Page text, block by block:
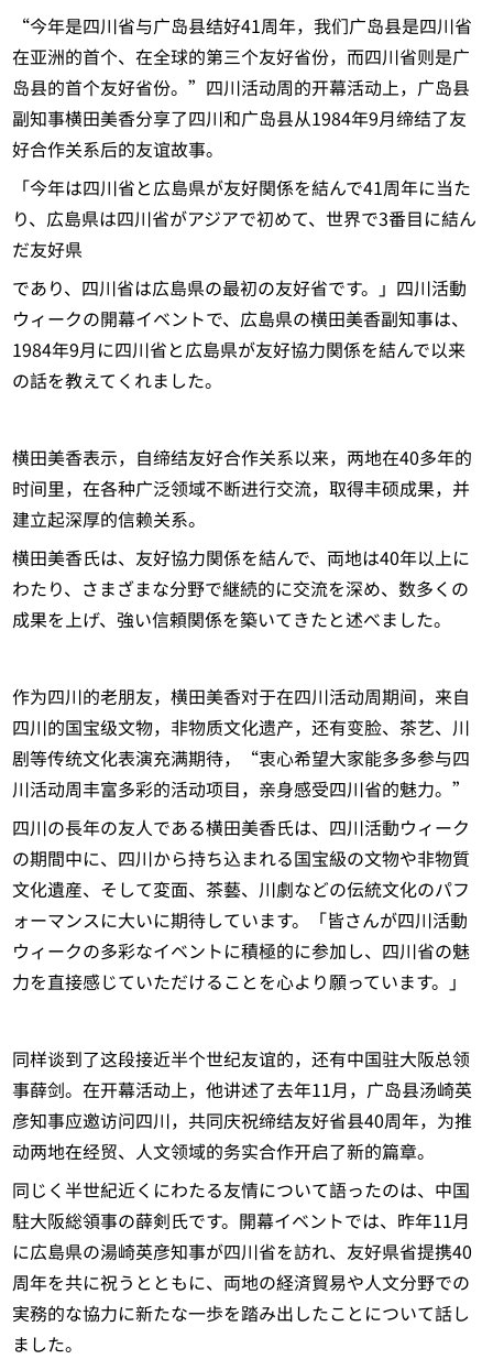
“今年是四川省与广岛县结好41周年，我们广岛县是四川省
在亚洲的首个、在全球的第三个友好省份，而四川省则是广
岛县的首个友好省份。”四川活动周的开幕活动上，广岛县
副知事横田美香分享了四川和广岛县从1984年9月缔结了友
好合作关系后的友谊故事。
「今年は四川省と広島県が友好関係を結んで41周年に当た
り、広島県は四川省がアジアで初めて、世界で3番目に結ん
だ友好県
であり、四川省は広島県の最初の友好省です。」四川活動
ウィークの開幕イベントで、広島県の横田美香副知事は、
1984年9月に四川省と広島県が友好協力関係を結んで以来
の話を教えてくれました。
横田美香表示，自缔结友好合作关系以来，两地在40多年的
时间里，在各种广泛领域不断进行交流，取得丰硕成果，并
建立起深厚的信赖关系。
横田美香氏は、友好協力関係を結んで、両地は40年以上に
わたり、さまざまな分野で継続的に交流を深め、数多くの
成果を上げ、強い信頼関係を築いてきたと述べました。
作为四川的老朋友，横田美香对于在四川活动周期间，来自
四川的国宝级文物，非物质文化遗产，还有变脸、茶艺、川
剧等传统文化表演充满期待，“衷心希望大家能多多参与四
川活动周丰富多彩的活动项目，亲身感受四川省的魅力。”
四川の長年の友人である横田美香氏は、四川活動ウィーク
の期間中に、四川から持ち込まれる国宝級の文物や非物質
文化遺産、そして変面、茶藝、川劇などの伝統文化のパフ
ォーマンスに大いに期待しています。「皆さんが四川活動
ウィークの多彩なイベントに積極的に参加し、四川省の魅
力を直接感じていただけることを心より願っています。」
同样谈到了这段接近半个世纪友谊的，还有中国驻大阪总领
事薛剑。在开幕活动上，他讲述了去年11月，广岛县汤崎英
彦知事应邀访问四川，共同庆祝缔结友好省县40周年，为推
动两地在经贸、人文领域的务实合作开启了新的篇章。
同じく半世紀近くにわたる友情について語ったのは、中国
駐大阪総領事の薛剣氏です。開幕イベントでは、昨年11月
に広島県の湯崎英彦知事が四川省を訪れ、友好県省提携40
周年を共に祝うとともに、両地の経済貿易や人文分野での
実務的な協力に新たな一歩を踏み出したことについて話し
ました。